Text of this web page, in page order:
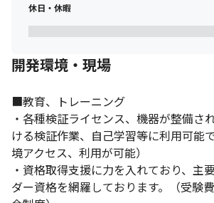
休日・休暇
開発環境・現場
■教育、トレーニング
・各種検証ライセンス、機器が整備さ
ける検証作業、自己学習等に利用可能
境アクセス、利用が可能）
・資格取得支援に力を入れており、主
ダー資格を網羅しております。（受験